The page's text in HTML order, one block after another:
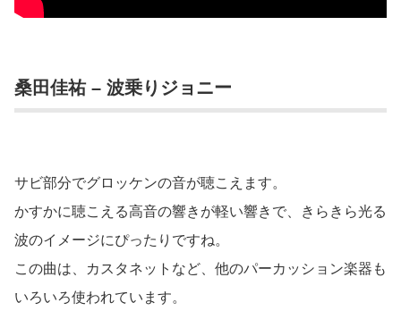
桑田佳祐 – 波乗りジョニー
サビ部分でグロッケンの音が聴こえます。
かすかに聴こえる高音の響きが軽い響きで、きらきら光る
波のイメージにぴったりですね。
この曲は、カスタネットなど、他のパーカッション楽器も
いろいろ使われています。